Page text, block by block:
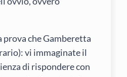
prova che Gamberetta
vi immaginate il
di rispondere con